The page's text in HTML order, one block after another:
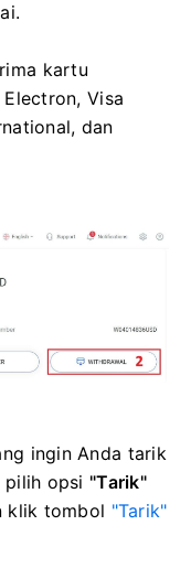
kartu
Visa
dan
ingin Anda tarik
pilih opsi "Tarik"
klik tombol "Tarik"